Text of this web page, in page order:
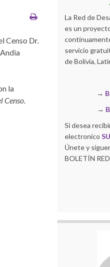
Censo Dr.
la
Censo.
La Red de
es un
servicio
de Bolivia,
→
→
Si desea
electronico
Únete y
BOLETÍN